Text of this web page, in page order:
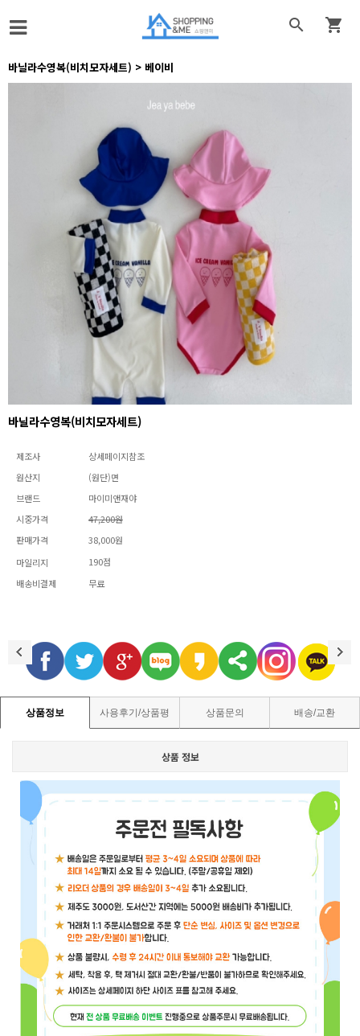
 
바닐라수영복(비치모자세트) > 베이비
바닐라수영복(비치모자세트)
제조사
상세페이지참조
원산지
(원단)면
브랜드
마이미앤재야
시중가격
47,200원
판매가격
38,000원
마일리지
190점
배송비결제
무료
상품정보 사용후기/상품평 상품문의 배송/교환
상품 정보